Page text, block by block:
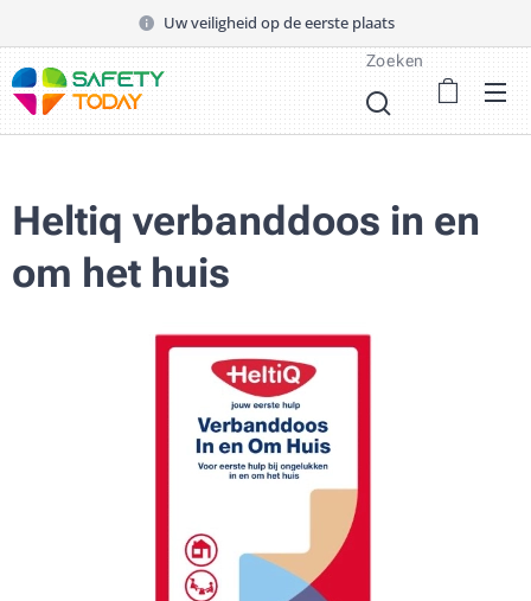
Uw veiligheid op de eerste plaats
Zoeken
Heltiq verbanddoos in en
om het huis